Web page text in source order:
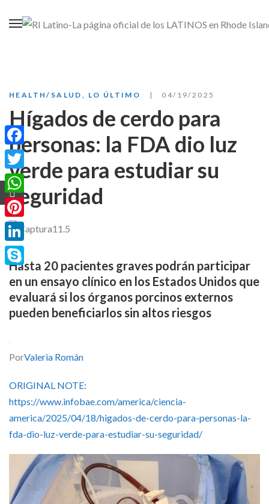
HEALTH/SALUD LO ÚLTIMO 04/19/2025
Hígados de cerdo para
personas: la FDA dio luz
verde para estudiar su
seguridad
Hasta 20 pacientes graves podrán participar
en un ensayo clínico en los Estados Unidos que
evaluará si los órganos porcinos externos
pueden beneficiarlos sin altos riesgos
PorValeria Román
ORIGINAL NOTE:
https://www.infobae.com/america/ciencia-
america/2025/04/18/higados-de-cerdo-para-personas-la-
fda-dio-luz-verde-para-estudiar-su-seguridad/
Facebook
Twitter
WhatsApp
Pinterest
LinkedIn
Skype